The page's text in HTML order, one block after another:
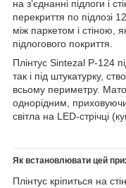
на з’єднанні підлоги і
перекриття по підлозі
між паркетом і стіною,
підлогового покриття.
Плінтус Sintezal Р-124
так і під штукатурку,
всьому периметру.
однорідним,
світла на LED-стрічці
Як встановлювати цей
Плінтус кріпиться на